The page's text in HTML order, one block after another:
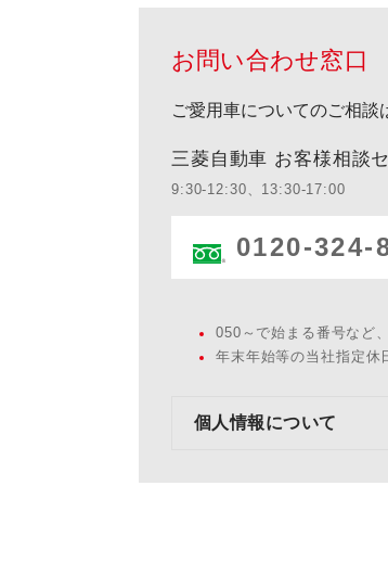
お問い合わせ窓口
ご愛用車についてのご相談
三菱自動車 お客様相談
9:30-12:30、13:30-17:00
0120-324-
050～で始まる番号など
年末年始等の当社指定休
個人情報について